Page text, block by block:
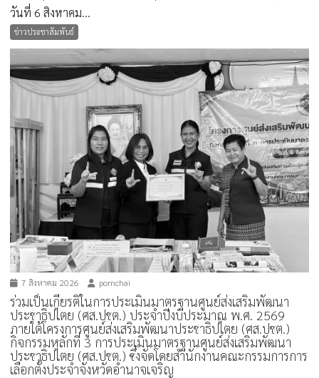
วันที่ 6 สิงหาคม...
ข่าวประชาสัมพันธ์
7 สิงหาคม 2026 pornchai
ร่วมเป็นเกียรติในการประเมินมาตรฐานศูนย์ส่งเสริมพัฒนา
ประชาธิปไตย (ศส.ปชต.) ประจำปีงบประมาณ พ.ศ. 2569
ภายใต้โครงการศูนย์ส่งเสริมพัฒนาประชาธิปไตย (ศส.ปชต.)
กิจกรรมหลักที่ 3 การประเมินมาตรฐานศูนย์ส่งเสริมพัฒนา
ประชาธิปไตย (ศส.ปชต.) ซึ่งจัดโดยสำนักงานคณะกรรมการการ
เลือกตั้งประจำจังหวัดอำนาจเจริญ